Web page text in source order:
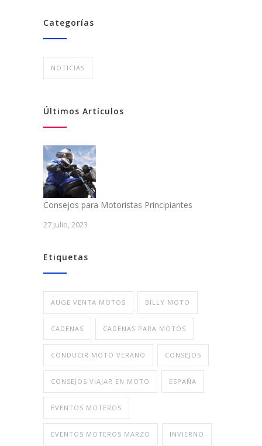
Categorías
NOTICIAS
Últimos Artículos
Consejos para Motoristas Principiantes
27 julio, 2023
Etiquetas
AUGE VENTA MOTOS BILLY MOTO
CADENAS CADENAS PARA MOTOS
CONDUCIR MOTO VERANO CONSEJOS
CONSEJOS VIAJAR EN MOTO ESPAÑA
EVENTOS MOTEROS
EVENTOS MOTEROS MARZO INVIERNO